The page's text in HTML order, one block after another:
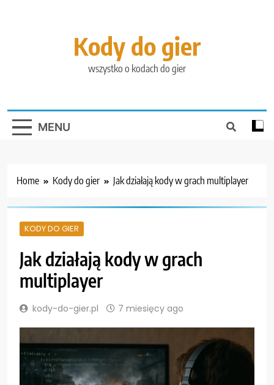
Kody do gier
wszystko o kodach do gier
MENU
Home Kody do gier Jak działają kody w grach multiplayer
KODY DO GIER
Jak działają kody w grach
multiplayer
kody-do-gier.pl 7 miesięcy ago